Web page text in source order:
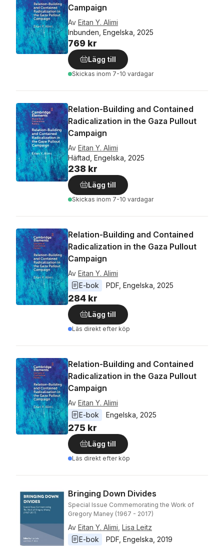
Campaign
Av Eitan Y. Alimi
Inbunden, Engelska, 2025
769 kr
Lägg till
Skickas inom 7-10 vardagar
Relation-Building and Contained
Radicalization in the Gaza Pullout
Campaign
Av Eitan Y. Alimi
Häftad, Engelska, 2025
238 kr
Lägg till
Skickas inom 7-10 vardagar
Relation-Building and Contained
Radicalization in the Gaza Pullout
Campaign
Av Eitan Y. Alimi
E-bok
PDF Engelska 2025
284 kr
Lägg till
Läs direkt efter köp
Relation-Building and Contained
Radicalization in the Gaza Pullout
Campaign
Av Eitan Y. Alimi
E-bok
Engelska 2025
275 kr
Lägg till
Läs direkt efter köp
Bringing Down Divides
Special Issue Commemorating the Work of
Gregory Maney (1967 - 2017)
Av Eitan Y. Alimi Lisa Leitz
E-bok
PDF Engelska 2019